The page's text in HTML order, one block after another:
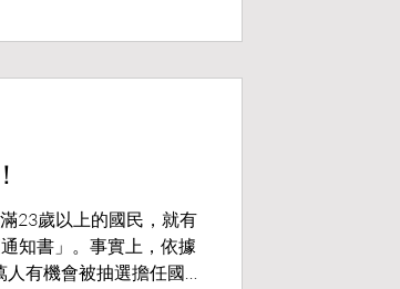
23歲以上的國民，就有
知書」。事實上，依據
有機會被抽選擔任國